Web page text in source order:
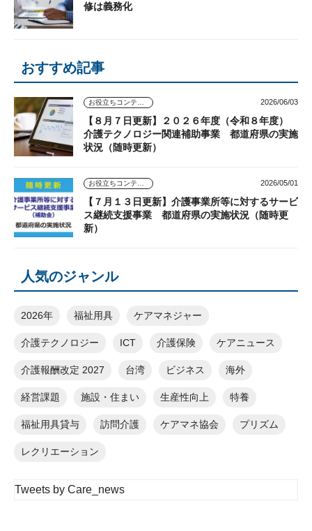
修は義務化
おすすめ記事
お役立ちコンテンツ 2026/06/03
【８月７日更新】２０２６年度（令和８年度）
介護テクノロジー関連補助事業 都道府県の実施
状況（随時更新）
お役立ちコンテンツ 2026/05/01
【７月１３日更新】介護事業所等に対するサービ
ス継続支援事業 都道府県の実施状況（随時更
新）
人気のジャンル
2026年 福祉用具 ケアマネジャー
介護テクノロジー ICT 介護保険 ケアニュース
介護報酬改定 2027 台湾 ビジネス 海外
経営課題 施設・住まい 生産性向上 特養
福祉用具貸与 訪問介護 ケアマネ協会 プリズム
レクリエーション
Tweets by Care_news